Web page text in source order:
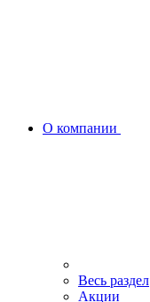
О компании
Весь раздел
Акции